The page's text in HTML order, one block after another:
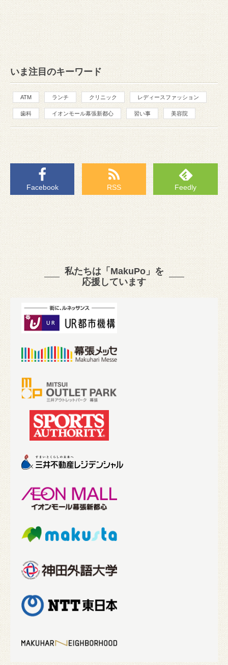
いま注目のキーワード
ATM ランチ クリニック レディースファッション
歯科 イオンモール幕張新都心 習い事 美容院
Facebook RSS Feedly
私たちは「MakuPo」を
応援しています